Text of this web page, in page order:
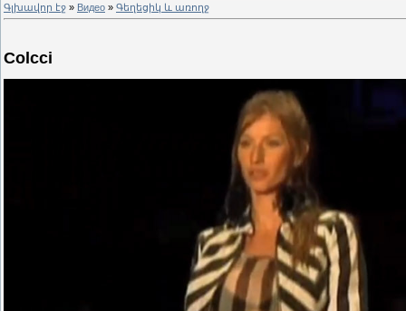
Գլխավոր էջ » Видео » Գեղեցիկ և առողջ
Colcci